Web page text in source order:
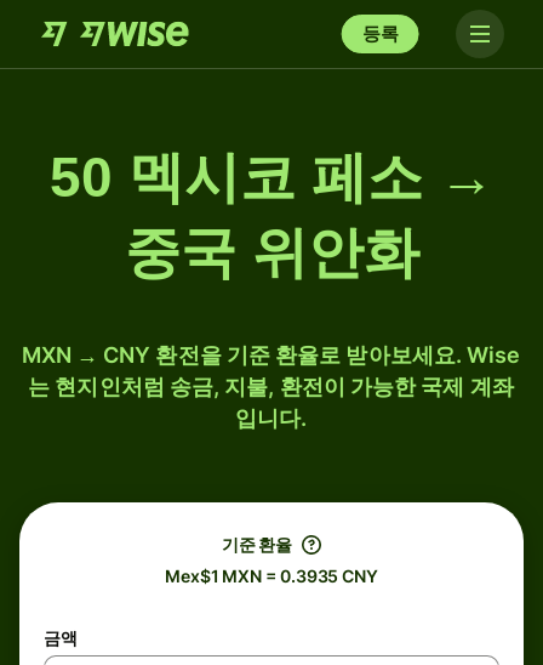
등록
50 멕시코 페소 →
중국 위안화
MXN → CNY 환전을 기준 환율로 받아보세요. Wise
는 현지인처럼 송금, 지불, 환전이 가능한 국제 계좌
입니다.
기준 환율
Mex$1 MXN = 0.3935 CNY
금액